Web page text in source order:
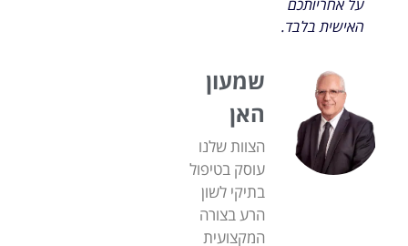
על אחריותכם
האישית בלבד.
שמעון
האן
הצוות שלנו
עוסק בטיפול
בתיקי לשון
הרע בצורה
המקצועית